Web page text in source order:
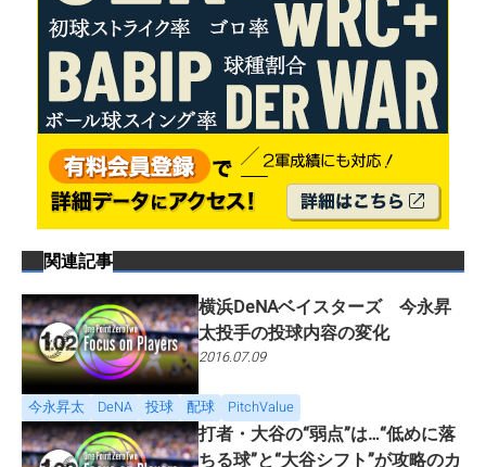
関連記事
横浜DeNAベイスターズ 今永昇
太投手の投球内容の変化
2016.07.09
今永昇太 DeNA 投球 配球 PitchValue
打者・大谷の“弱点”は…“低めに落
ちる球”と“大谷シフト”が攻略のカ